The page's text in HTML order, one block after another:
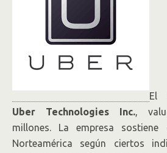
El
Uber Technologies Inc.,
millones. La empresa
Norteamérica según ciertos